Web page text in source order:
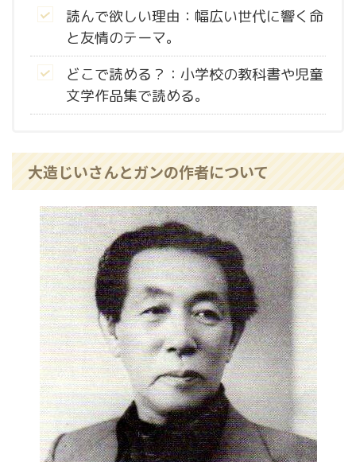
読んで欲しい理由：幅広い世代に響く命
と友情のテーマ。
どこで読める？：小学校の教科書や児童
文学作品集で読める。
大造じいさんとガンの作者について